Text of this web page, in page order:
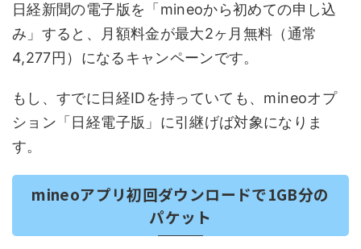
日経新聞の電子版を「mineoから初めての申し込
み」すると、月額料金が最大2ヶ月無料（通常
4,277円）になるキャンペーンです。
もし、すでに日経IDを持っていても、mineoオプ
ション「日経電子版」に引継げば対象になりま
す。
mineoアプリ初回ダウンロードで1GB分の
パケット